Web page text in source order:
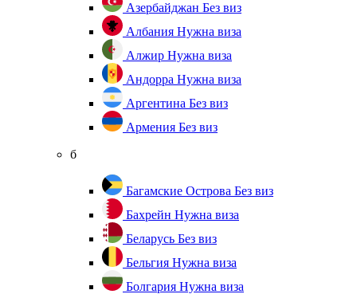
Азербайджан Без виз
Албания Нужна виза
Алжир Нужна виза
Андорра Нужна виза
Аргентина Без виз
Армения Без виз
б
Багамские Острова Без виз
Бахрейн Нужна виза
Беларусь Без виз
Бельгия Нужна виза
Болгария Нужна виза